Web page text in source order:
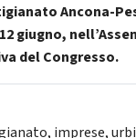
Ancona-
giugno,
del Congresso.
, imprese,